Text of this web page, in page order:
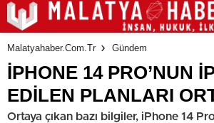
Malatyahaber.com.tr Gündem
İPHONE 14 PRO’NUN
EDİLEN PLANLARI
Ortaya çıkan bazı bilgiler, iPhone 14